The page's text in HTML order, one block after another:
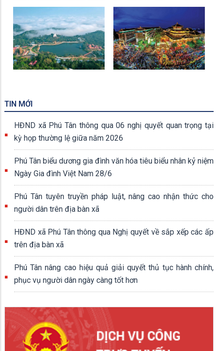
Khu Du Lịch Núi Cấm Miếu Bà Chúa Xứ
TIN MỚI
HĐND xã Phú Tân thông qua 06 nghị quyết quan trọng tại
kỳ họp thường lệ giữa năm 2026
Phú Tân biểu dương gia đình văn hóa tiêu biểu nhân kỷ niệm
Ngày Gia đình Việt Nam 28/6
Phú Tân tuyên truyền pháp luật, nâng cao nhận thức cho
người dân trên địa bàn xã
HĐND xã Phú Tân thông qua Nghị quyết về sắp xếp các ấp
trên địa bàn xã
Phú Tân nâng cao hiệu quả giải quyết thủ tục hành chính,
phục vụ người dân ngày càng tốt hơn